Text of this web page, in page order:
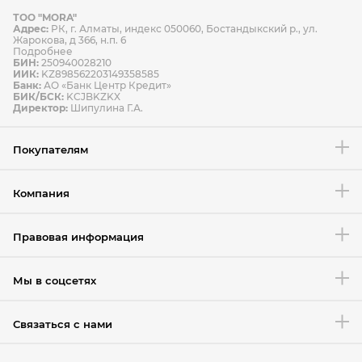
Способы оплаты Способы доставки
Условия возврата товара
ТОО "MORA"
Адрес: РК, г. Алматы, индекс 050060, Бостандыкский р., ул.
Жарокова, д 366, н.п. 6
Подробнее
БИН: 250940028210
ИИК: KZ898562203149358585
Банк: АО «Банк Центр Кредит»
БИК/БСК: KCJBKZKX
Директор: Шипулина Г.А.
Покупателям
Компания
Правовая информация
Мы в соцсетях
Связаться с нами